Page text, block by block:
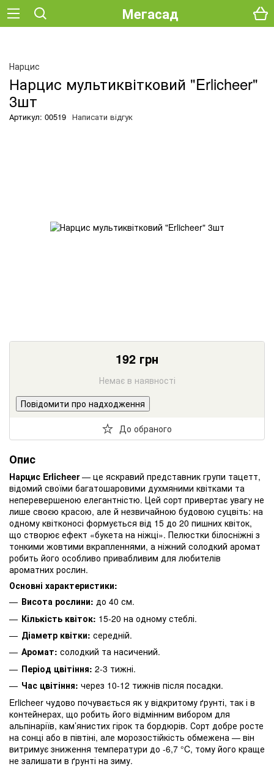
Мегасад
Нарцис
Нарцис мультиквітковий "Erlicheer"
3шт
Артикул: 00519 Написати відгук
192 грн
Немає в наявності
Повідомити про надходження
До обраного
Опис
Нарцис Erlicheer— це яскравий представник групи тацетт,
відомий своїми багатошаровими духмяними квітками та
неперевершеною елегантністю. Цей сорт привертає увагу не
лише своєю красою, але й незвичайною будовою суцвіть: на
одному квітконосі формується від 15 до 20 пишних квіток,
що створює ефект «букета на ніжці». Пелюстки білосніжні з
тонкими жовтими вкрапленнями, а ніжний солодкий аромат
робить його особливо привабливим для любителів
ароматних рослин.
Основні характеристики:
Висота рослини: до 40 см.
Кількість квіток: 15-20 на одному стеблі.
Діаметр квітки: середній.
Аромат: солодкий та насичений.
Період цвітіння: 2-3 тижні.
Час цвітіння: через 10-12 тижнів після посадки.
Erlicheer чудово почувається як у відкритому ґрунті, так і в
контейнерах, що робить його відмінним вибором для
альпінаріїв, кам’янистих гірок та бордюрів. Сорт добре росте
на сонці або в півтіні, але морозостійкість обмежена — він
витримує зниження температури до -6,7 °C, тому його краще
не залишати в ґрунті на зиму.